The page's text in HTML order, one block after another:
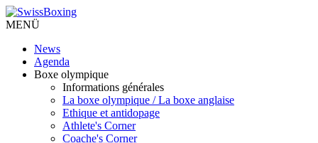
MENÜ
News
Agenda
Boxe olympique
Informations générales
La boxe olympique / La boxe anglaise
Ethique et antidopage
Athlete's Corner
Coache's Corner